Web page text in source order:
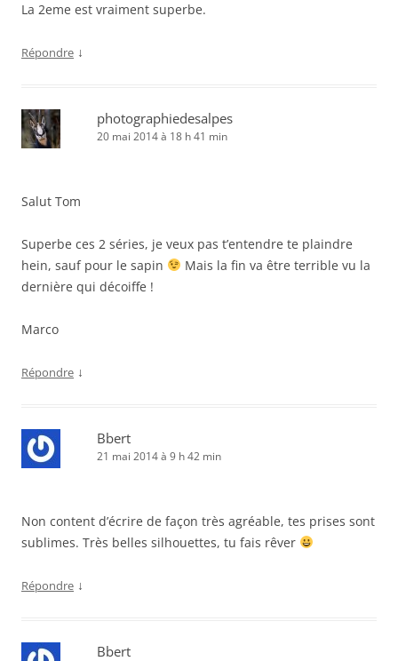
La 2eme est vraiment superbe.
Répondre ↓
photographiedesalpes
20 mai 2014 à 18 h 41 min
Salut Tom
Superbe ces 2 séries, je veux pas t’entendre te plaindre
hein, sauf pour le sapin
Mais la fin va être terrible vu la
dernière qui décoiffe !
Marco
Répondre ↓
Bbert
21 mai 2014 à 9 h 42 min
Non content d’écrire de façon très agréable, tes prises sont
sublimes. Très belles silhouettes, tu fais rêver
Répondre ↓
Bbert